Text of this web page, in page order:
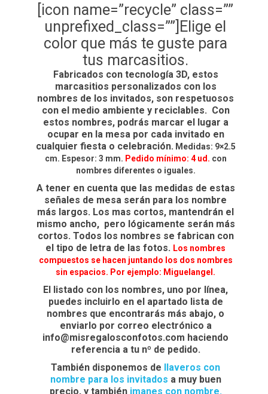
[icon name=”recycle” class=””
unprefixed_class=””]Elige el
color que más te guste para
tus marcasitios.
Fabricados con tecnología 3D, estos
marcasitios personalizados con los
nombres de los invitados, son respetuosos
con el medio ambiente y reciclables. Con
estos nombres, podrás marcar el lugar a
ocupar en la mesa por cada invitado en
cualquier fiesta o celebración. Medidas: 9×2.5
cm. Espesor: 3 mm. Pedido mínimo: 4 ud. con
nombres diferentes o iguales.
A tener en cuenta que las medidas de estas
señales de mesa serán para los nombre
más largos. Los mas cortos, mantendrán el
mismo ancho, pero lógicamente serán más
cortos. Todos los nombres se fabrican con
el tipo de letra de las fotos. Los nombres
compuestos se hacen juntando los dos nombres
sin espacios. Por ejemplo: Miguelangel.
El listado con los nombres, uno por línea,
puedes incluirlo en el apartado lista de
nombres que encontrarás más abajo, o
enviarlo por correo electrónico a
info@misregalosconfotos.com haciendo
referencia a tu nº de pedido.
También disponemos de llaveros con
nombre para los invitados a muy buen
precio, y también imanes con nombre.